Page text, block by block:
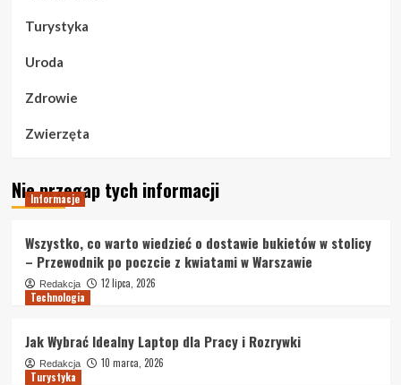
Turystyka
Uroda
Zdrowie
Zwierzęta
Nie przegap tych informacji
Informacje
Wszystko, co warto wiedzieć o dostawie bukietów w stolicy
– Przewodnik po poczcie z kwiatami w Warszawie
Redakcja
12 lipca, 2026
Technologia
Jak Wybrać Idealny Laptop dla Pracy i Rozrywki
Redakcja
10 marca, 2026
Turystyka